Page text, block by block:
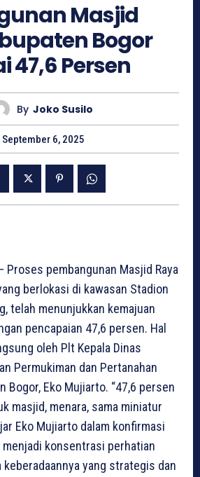
Masjid
Bogor
47,6 Persen
By Joko Susilo
September 6, 2025
Proses pembangunan Masjid Raya
berlokasi di kawasan Stadion
telah menunjukkan kemajuan
pencapaian 47,6 persen. Hal
oleh Plt Kepala Dinas
Permukiman dan Pertanahan
Bogor, Eko Mujiarto. “47,6 persen
masjid, menara, sama miniatur
Eko Mujiarto dalam konfirmasi
konsentrasi perhatian
keberadaannya yang strategis dan